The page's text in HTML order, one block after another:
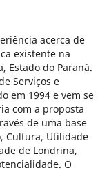
acerca de
existente na
Estado do Paraná.
Serviços e
em 1994 e vem se
com a proposta
de uma base
Cultura, Utilidade
de Londrina,
O